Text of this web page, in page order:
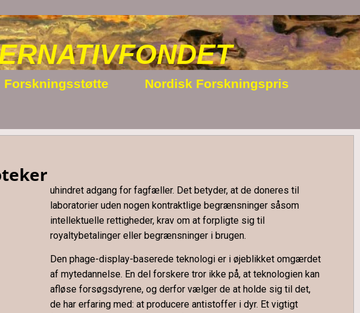
Forskningsstøtte Nordisk Forskningspris
uhindret adgang for fagfæller. Det betyder, at de doneres til
laboratorier uden nogen kontraktlige begrænsninger såsom
intellektuelle rettigheder, krav om at forpligte sig til
royaltybetalinger eller begrænsninger i brugen.
Denphage-display-baserede teknologi er i øjeblikket omgærdet
af mytedannelse. En del forskere tror ikke på, at teknologien kan
afløse forsøgsdyrene, og derfor vælger de at holde sig til det,
de har erfaring med: at producere antistoffer i dyr. Et vigtigt